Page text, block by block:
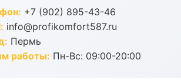
+7 (902) 895-43-46
info@profikomfort587.ru
Пермь
работы: Пн-Вс: 09:00-20:00